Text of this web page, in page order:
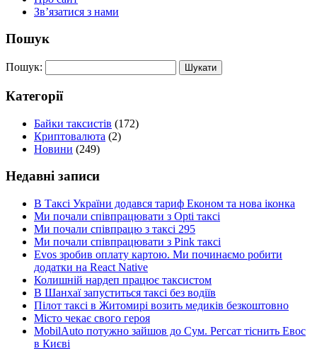
Зв’язатися з нами
Пошук
Пошук:
Категорії
Байки таксистів (172)
Криптовалюта (2)
Новини (249)
Недавні записи
В Таксі України додався тариф Економ та нова іконка
Ми почали співпрацювати з Opti таксі
Ми почали співпрацю з таксі 295
Ми почали співпрацювати з Pink таксі
Evos зробив оплату картою. Ми починаємо робити
додатки на React Native
Колишній нардеп працює таксистом
В Шанхаї запуститься таксі без водіїв
Пілот таксі в Житомирі возить медиків безкоштовно
Місто чекає свого героя
MobilAuto потужно зайшов до Сум. Регсат тіснить Евос
в Києві